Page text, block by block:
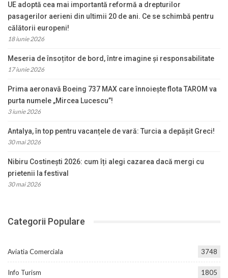
UE adoptă cea mai importantă reformă a drepturilor
pasagerilor aerieni din ultimii 20 de ani. Ce se schimbă pentru
călătorii europeni!
18 iunie 2026
Meseria de însoțitor de bord, între imagine și responsabilitate
17 iunie 2026
Prima aeronavă Boeing 737 MAX care înnoiește flota TAROM va
purta numele „Mircea Lucescu”!
3 iunie 2026
Antalya, în top pentru vacanțele de vară: Turcia a depășit Greci!
30 mai 2026
Nibiru Costinești 2026: cum îți alegi cazarea dacă mergi cu
prietenii la festival
30 mai 2026
Categorii Populare
Aviatia Comerciala 3748
Info Turism 1805